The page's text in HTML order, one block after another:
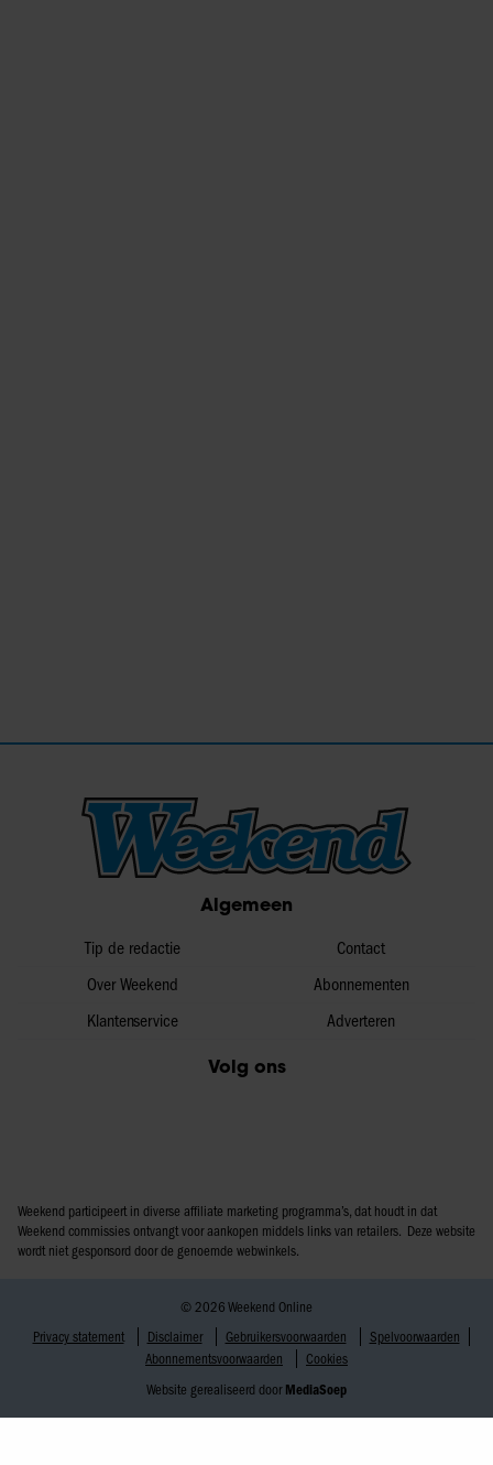
Algemeen
Tip de redactie
Over Weekend
Klantenservice
Contact
Abonnementen
Adverteren
Volg ons
Weekend participeert in diverse affiliate marketing programma’s, dat houdt in dat
Weekend commissies ontvangt voor aankopen middels links van retailers. Deze website
wordt niet gesponsord door de genoemde webwinkels.
© 2026 Weekend Online
Privacy statement
Disclaimer Gebruikersvoorwaarden
Spelvoorwaarden
Abonnementsvoorwaarden
Cookies
Website gerealiseerd door MediaSoep